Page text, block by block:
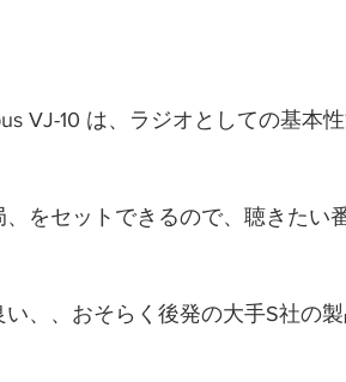
VJ-10 は、ラジオとしての基本
をセットできるので、聴きたい
、、おそらく後発の大手S社の製